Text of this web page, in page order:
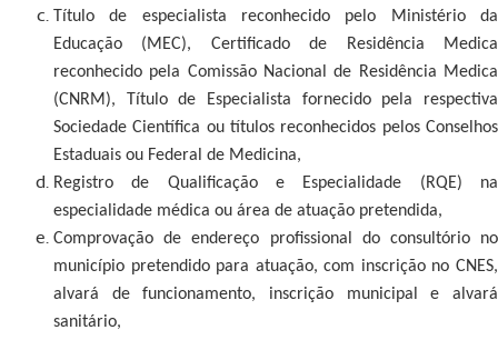
Título de especialista reconhecido pelo Ministério da
Educação (MEC), Certificado de Residência Medica
reconhecido pela Comissão Nacional de Residência Medica
(CNRM), Título de Especialista fornecido pela respectiva
Sociedade Científica ou títulos reconhecidos pelos Conselhos
Estaduais ou Federal de Medicina,
Registro de Qualificação e Especialidade (RQE) na
especialidade médica ou área de atuação pretendida,
Comprovação de endereço profissional do consultório no
município pretendido para atuação, com inscrição no CNES,
alvará de funcionamento, inscrição municipal e alvará
sanitário,